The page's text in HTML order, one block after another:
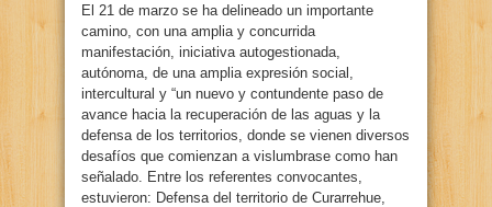
El 21 de marzo se ha delineado un importante
camino, con una amplia y concurrida
manifestación, iniciativa autogestionada,
autónoma, de una amplia expresión social,
intercultural y “un nuevo y contundente paso de
avance hacia la recuperación de las aguas y la
defensa de los territorios, donde se vienen diversos
desafíos que comienzan a vislumbrase como han
señalado. Entre los referentes convocantes,
estuvieron: Defensa del territorio de Curarrehue,